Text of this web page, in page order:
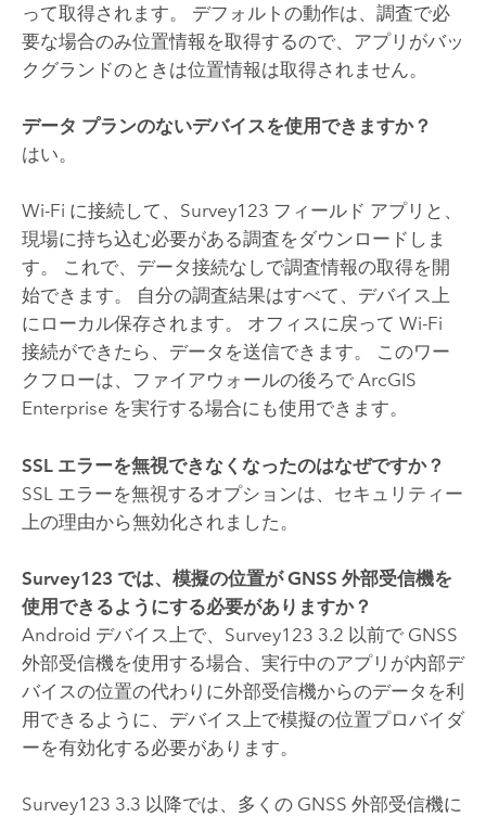
って取得されます。 デフォルトの動作は、調査で必
要な場合のみ位置情報を取得するので、アプリがバッ
クグランドのときは位置情報は取得されません。
データ プランのないデバイスを使用できますか？
はい。
Wi-Fi に接続して、 Survey123 フィールド アプリと、
現場に持ち込む必要がある調査をダウンロードしま
す。 これで、データ接続なしで調査情報の取得を開
始できます。 自分の調査結果はすべて、デバイス上
にローカル保存されます。 オフィスに戻って Wi-Fi
接続ができたら、データを送信できます。 このワー
クフローは、ファイアウォールの後ろで ArcGIS
Enterprise を実行する場合にも使用できます。
SSL エラーを無視できなくなったのはなぜですか？
SSL エラーを無視するオプションは、セキュリティー
上の理由から無効化されました。
Survey123 では、模擬の位置が GNSS 外部受信機を
使用できるようにする必要がありますか？
Android デバイス上で、 Survey123 3.2 以前で GNSS
外部受信機を使用する場合、実行中のアプリが内部デ
バイスの位置の代わりに外部受信機からのデータを利
用できるように、デバイス上で模擬の位置プロバイダ
ーを有効化する必要があります。
Survey123 3.3 以降では、多くの GNSS 外部受信機に